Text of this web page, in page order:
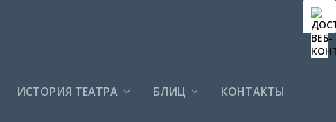
ИСТОРИЯ ТЕАТРА БЛИЦ КОНТАКТЫ